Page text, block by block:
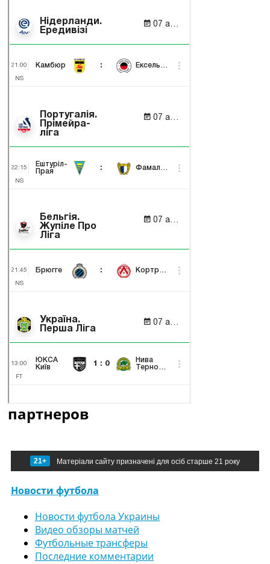
партнеров
21+ Матеріали сайту призначені для осіб старше 21 року
Новости футбола
Новости футбола Украины
Видео обзоры матчей
Футбольные трансферы
Последние комментарии